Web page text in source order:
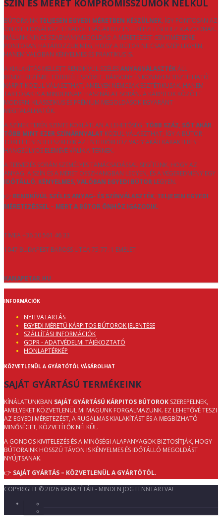
SZÍN ÉS MÉRET KOMPROMISSZUMOK NÉLKÜL
BÚTORAINK TELJESEN EGYEDI MÉRETBEN KÉSZÜLNEK, ÍGY PONTOSAN AZ
ÖN OTTHONÁHOZ, TÉRADOTTSÁGAIHOZ ÉS ELKÉPZELÉSEIHEZ IGAZODNAK.
NÁLUNK NINCS SZABVÁNYMEGOLDÁS: A MÉRETEZÉST CENTIMÉTERRE
PONTOSAN HATÁROZZUK MEG, HOGY A BÚTOR NE CSAK SZÉP LEGYEN,
HANEM VALÓBAN KÉNYELMES ÉS PRAKTIKUS IS.
A KIALAKÍTÁS MELLETT RENDKÍVÜL SZÉLESANYAGVÁLASZTÉKÁLL
RENDELKEZÉSRE. TÖBBFÉLE SZÖVET, BÁRSONY ÉS KÖNNYEN TISZTÍTHATÓ
KÁRPIT KÖZÜL VÁLASZTHAT, AMELYEK NEMCSAK ESZTÉTIKUSAK, HANEM
TARTÓSAK IS A MINDENNAPI HASZNÁLAT SORÁN. A KÁRPITOK KÖZÖTT
MODERN, KLASSZIKUS ÉS PRÉMIUM MEGOLDÁSOK EGYARÁNT
MEGTALÁLHATÓK.
A SZÍNEK TERÉN SZINTE KORLÁTLAN A LEHETŐSÉG: TÖBB SZÁZ, SŐT AKÁR
TÖBB MINT EZER SZÍNÁRNYALAT KÖZÜL VÁLASZTHAT, ÍGY A BÚTOR
TÖKÉLETESEN ILLESZKEDIK AZ ENTERIŐRHÖZ VAGY AKÁR KARAKTERES
HANGSÚLYOS ELEMÉVÉ VÁLIK A TÉRNEK.
A TERVEZÉS SORÁN SZEMÉLYES TANÁCSADÁSSAL SEGÍTÜNK, HOGY AZ
ANYAG, A SZÍN ÉS A MÉRET ÖSSZHANGBAN LEGYEN, ÉS A VÉGEREDMÉNY EGY
IDŐTÁLLÓ, KÉNYELMES, VALÓBAN EGYEDI BÚTOR LEGYEN.
👉 RENDKÍVÜL SZÉLES ANYAG- ÉS SZÍNVÁLASZTÉK, TELJESEN EGYEDI
MÉRETEZÉSSEL – MERT A BÚTOR ÖNHÖZ IGAZODIK.
TÍMEA +36 20 561 46 33
1047 BUDAPEST BAROSS UTCA 75-77. 1 EMELET
KANAPETAR.HU
INFORMÁCIÓK
NYITVATARTÁS
EGYEDI MÉRETŰ KÁRPITOS BÚTOROK JELENTÉSE
SZÁLLÍTÁSI INFORMÁCIÓK
GDPR - ADATVÉDELMI TÁJÉKOZTATÓ
HONLAPTÉRKÉP
KÖZVETLENÜL A GYÁRTÓTÓL VÁSÁROLHAT
SAJÁT GYÁRTÁSÚ TERMÉKEINK
KÍNÁLATUNKBAN SAJÁT GYÁRTÁSÚ KÁRPITOS BÚTOROK SZEREPELNEK,
AMELYEKET KÖZVETLENÜL MI MAGUNK FORGALMAZUNK. EZ LEHETŐVÉ TESZI
AZ EGYEDI MÉRETEZÉST, A RUGALMAS KIALAKÍTÁST ÉS A MEGBÍZHATÓ
MINŐSÉGET, KÖZVETÍTŐK NÉLKÜL.
A GONDOS KIVITELEZÉS ÉS A MINŐSÉGI ALAPANYAGOK BIZTOSÍTJÁK, HOGY
BÚTORAINK HOSSZÚ TÁVON IS KÉNYELMES ÉS IDŐTÁLLÓ MEGOLDÁST
NYÚJTSANAK.
👉 SAJÁT GYÁRTÁS – KÖZVETLENÜL A GYÁRTÓTÓL.
COPYRIGHT © 2026 KANAPÉTÁR - MINDEN JOG FENNTARTVA!